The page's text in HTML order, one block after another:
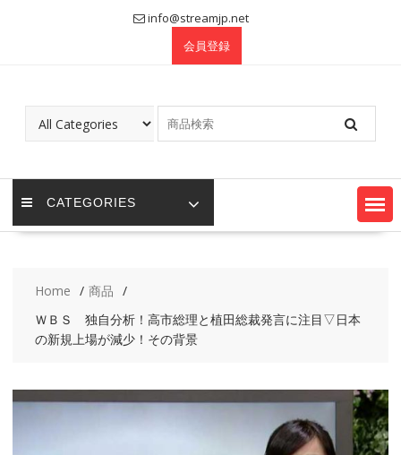
info@streamjp.net
会員登録
CATEGORIES
Home
商品
ＷＢＳ 独自分析！高市総理と植田総裁発言に注目▽日本
の新規上場が減少！その背景